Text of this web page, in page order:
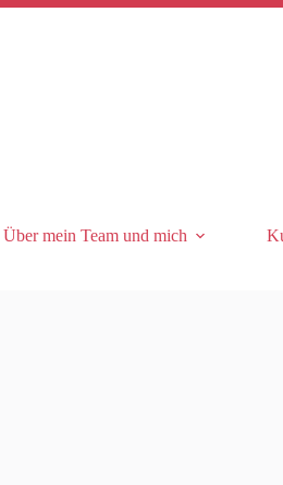
Über mein Team und mich